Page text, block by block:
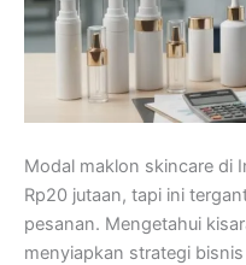
Modal maklon skincare di
Rp20 jutaan, tapi ini
pesanan. Mengetahui
menyiapkan strategi